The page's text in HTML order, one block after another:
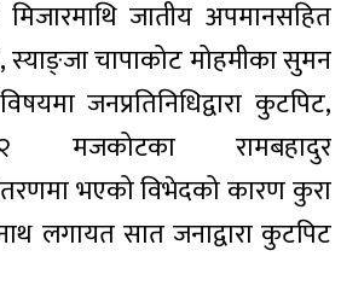
जातीय अपमानसहित
स्याङ्जा चापाकोट मोहमीका सुमन
जनप्रतिनिधिद्वारा कुटपिट,
२ मजकोटका रामबहादुर
भएको विभेदको कारण कुरा
लगायत सात जनाद्वारा कुटपिट